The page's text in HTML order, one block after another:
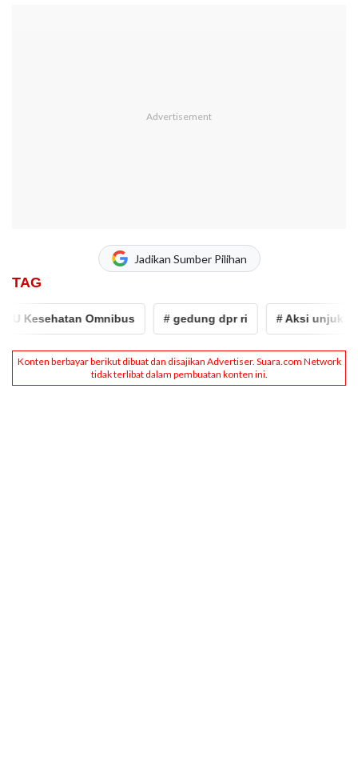
Jadikan Sumber Pilihan
TAG
Kesehatan Omnibus # gedung dpr ri # Aksi unjuk rasa